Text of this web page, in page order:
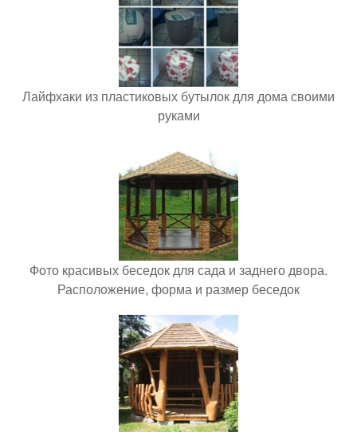
Лайфхаки из пластиковых бутылок для дома своими
руками
Фото красивых беседок для сада и заднего двора.
Расположение, форма и размер беседок